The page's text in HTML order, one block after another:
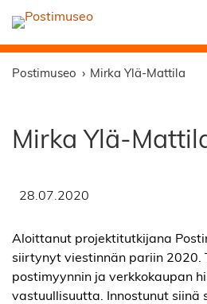
Postimuseo Mirka Ylä-Mattila
Mirka Ylä-
28.07.2020
Aloittanut projektitutkijana
siirtynyt viestinnän pariin 2020.
postimyynnin ja verkkokaupan
vastuullisuutta. Innostunut siinä